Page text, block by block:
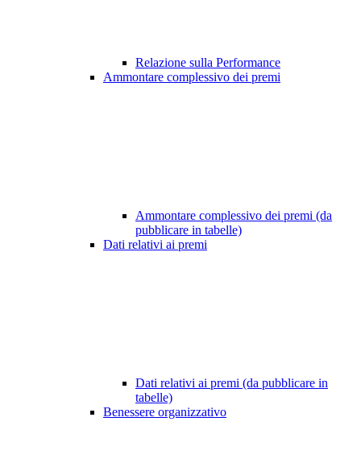
Relazione sulla Performance
Ammontare complessivo dei premi
Ammontare complessivo dei premi (da
pubblicare in tabelle)
Dati relativi ai premi
Dati relativi ai premi (da pubblicare in
tabelle)
Benessere organizzativo